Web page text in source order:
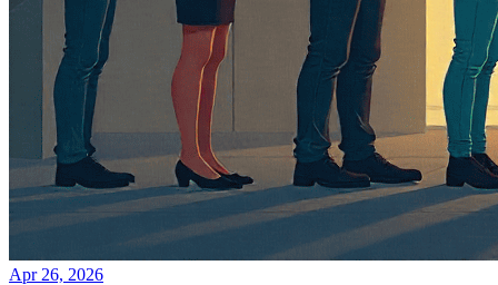
Apr 26, 2026